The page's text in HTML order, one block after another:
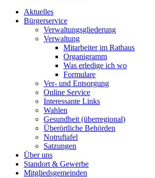
Aktuelles
Bürgerservice
Verwaltungsgliederung
Verwaltung
Mitarbeiter im Rathaus
Organigramm
Was erledige ich wo
Formulare
Ver- und Entsorgung
Online Service
Interessante Links
Wahlen
Gesundheit (überregional)
Überörtliche Behörden
Notruftafel
Satzungen
Über uns
Standort & Gewerbe
Mitgliedsgemeinden